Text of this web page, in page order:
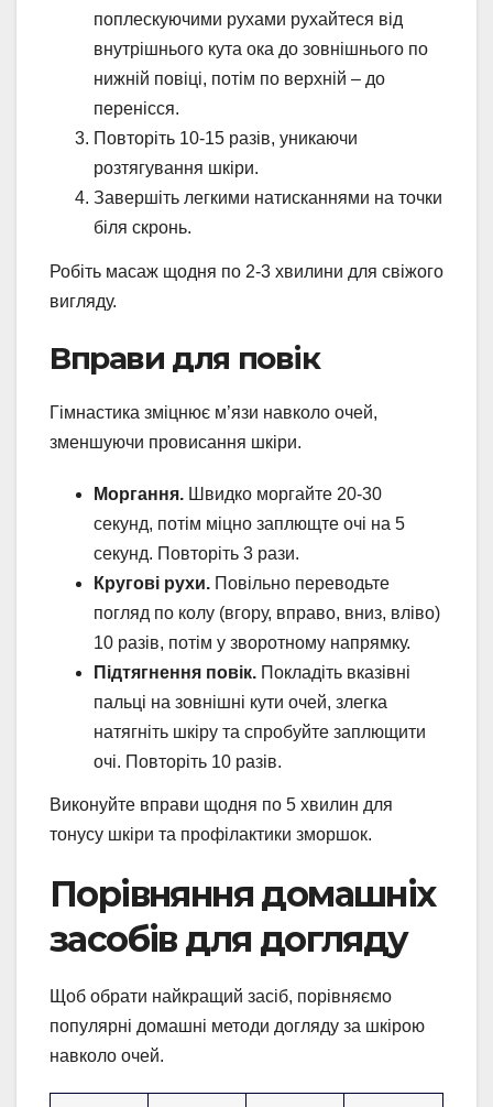
поплескуючими рухами рухайтеся від
внутрішнього кута ока до зовнішнього по
нижній повіці, потім по верхній – до
перенісся.
Повторіть 10-15 разів, уникаючи
розтягування шкіри.
Завершіть легкими натисканнями на точки
біля скронь.
Робіть масаж щодня по 2-3 хвилини для свіжого
вигляду.
Вправи для повік
Гімнастика зміцнює м’язи навколо очей,
зменшуючи провисання шкіри.
Моргання. Швидко моргайте 20-30
секунд, потім міцно заплющте очі на 5
секунд. Повторіть 3 рази.
Кругові рухи. Повільно переводьте
погляд по колу (вгору, вправо, вниз, вліво)
10 разів, потім у зворотному напрямку.
Підтягнення повік. Покладіть вказівні
пальці на зовнішні кути очей, злегка
натягніть шкіру та спробуйте заплющити
очі. Повторіть 10 разів.
Виконуйте вправи щодня по 5 хвилин для
тонусу шкіри та профілактики зморшок.
Порівняння домашніх
засобів для догляду
Щоб обрати найкращий засіб, порівняємо
популярні домашні методи догляду за шкірою
навколо очей.